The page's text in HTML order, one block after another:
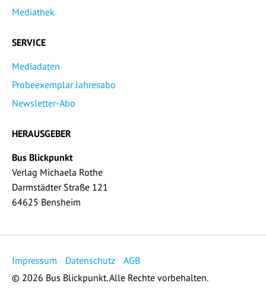
Mediathek
SERVICE
Mediadaten
Probeexemplar Jahresabo
Newsletter-Abo
HERAUSGEBER
Bus Blickpunkt
Verlag Michaela Rothe
Darmstädter Straße 121
64625 Bensheim
Impressum Datenschutz
AGB
© 2026 Bus Blickpunkt. Alle Rechte vorbehalten.